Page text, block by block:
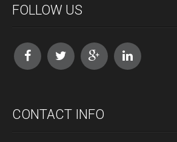
FOLLOW US
CONTACT INFO